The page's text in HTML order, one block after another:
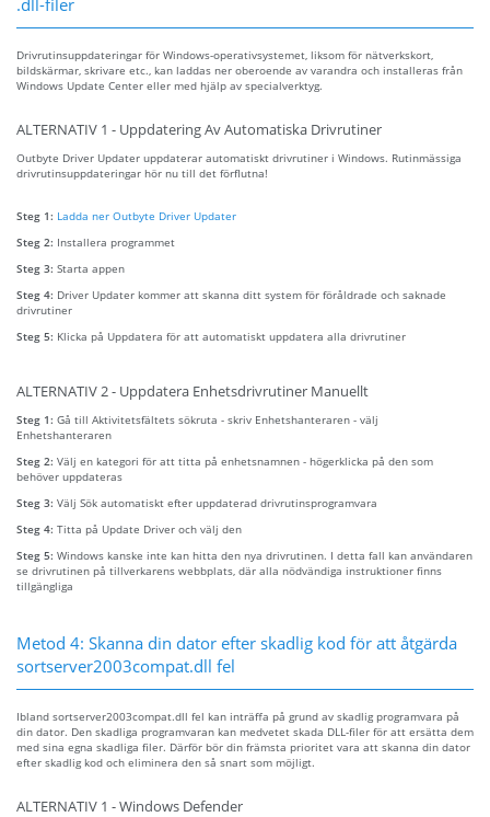
Drivrutinsuppdateringar för Windows-operativsystemet, liksom för nätverkskort,
bildskärmar, skrivare etc., kan laddas ner oberoende av varandra och installeras från
Windows Update Center eller med hjälp av specialverktyg.
ALTERNATIV 1 - Uppdatering Av Automatiska Drivrutiner
Outbyte Driver Updater uppdaterar automatiskt drivrutiner i Windows. Rutinmässiga
drivrutinsuppdateringar hör nu till det förflutna!
Steg 1: Ladda ner Outbyte Driver Updater
Steg 2: Installera programmet
Steg 3: Starta appen
Steg 4: Driver Updater kommer att skanna ditt system för föråldrade och saknade
drivrutiner
Steg 5: Klicka på Uppdatera för att automatiskt uppdatera alla drivrutiner
ALTERNATIV 2 - Uppdatera Enhetsdrivrutiner Manuellt
Steg 1: Gå till Aktivitetsfältets sökruta - skriv Enhetshanteraren - välj
Enhetshanteraren
Steg 2: Välj en kategori för att titta på enhetsnamnen - högerklicka på den som
behöver uppdateras
Steg 3: Välj Sök automatiskt efter uppdaterad drivrutinsprogramvara
Steg 4: Titta på Update Driver och välj den
Steg 5: Windows kanske inte kan hitta den nya drivrutinen. I detta fall kan användaren
se drivrutinen på tillverkarens webbplats, där alla nödvändiga instruktioner finns
tillgängliga
Metod 4: Skanna din dator efter skadlig kod för att åtgärda
sortserver2003compat.dll fel
Ibland sortserver2003compat.dll fel kan inträffa på grund av skadlig programvara på
din dator. Den skadliga programvaran kan medvetet skada DLL-filer för att ersätta dem
med sina egna skadliga filer. Därför bör din främsta prioritet vara att skanna din dator
efter skadlig kod och eliminera den så snart som möjligt.
ALTERNATIV 1 - Windows Defender